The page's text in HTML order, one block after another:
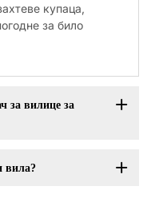
купаца,
за било
за вилице за
вила?